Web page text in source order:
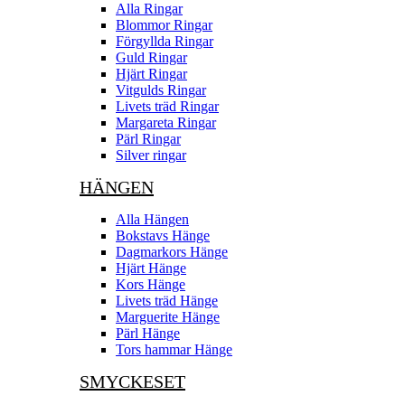
Alla Ringar
Blommor Ringar
Förgyllda Ringar
Guld Ringar
Hjärt Ringar
Vitgulds Ringar
Livets träd Ringar
Margareta Ringar
Pärl Ringar
Silver ringar
HÄNGEN
Alla Hängen
Bokstavs Hänge
Dagmarkors Hänge
Hjärt Hänge
Kors Hänge
Livets träd Hänge
Marguerite Hänge
Pärl Hänge
Tors hammar Hänge
SMYCKESET